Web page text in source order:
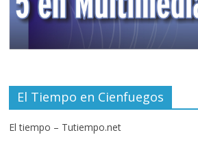
El Tiempo en Cienfuegos
El tiempo – Tutiempo.net